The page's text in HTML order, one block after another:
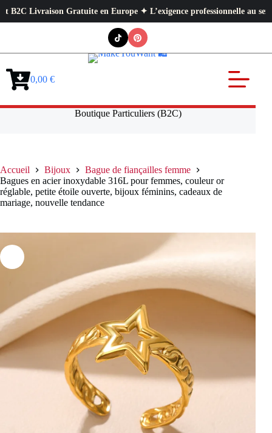
Gratuite en Europe ✦ L’exigence professionnelle au service de votre
Panier0,00 €
Boutique Particuliers (B2C)
Accueil Bijoux
Bague de fiançailles femme
Bagues en acier inoxydable 316L pour femmes, couleur or
réglable, petite étoile ouverte, bijoux féminins, cadeaux de
mariage, nouvelle tendance